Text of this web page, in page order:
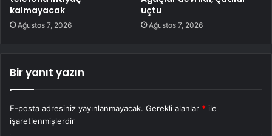
kalmayacak
Ağustos 7, 2026
uçtu
Ağustos 7, 2026
Bir yanıt yazın
E-posta adresiniz yayınlanmayacak. Gerekli alanlar * ile
işaretlenmişlerdir